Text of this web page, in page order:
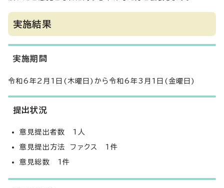
実施結果
実施期間
令和6年2月1日(木曜日)から令和6年3月1日(金曜日)
提出状況
意見提出者数 1人
意見提出方法 ファクス 1件
意見総数 1件